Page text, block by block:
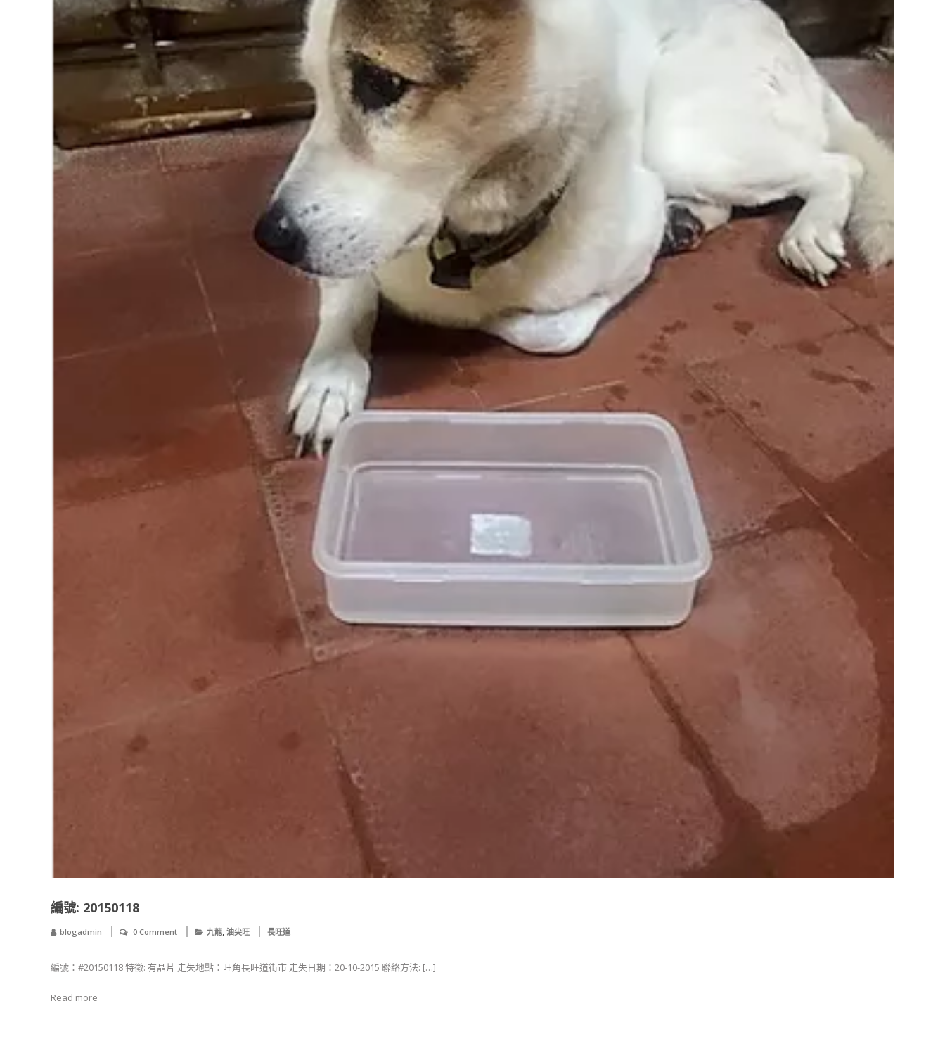
編號: 20150118
blogadmin 0 Comment 九龍 油尖旺 長旺道
編號：#20150118 特徵: 有晶片 走失地點：旺角長旺道街市 走失日期：20-10-2015 聯絡方法: […]
Read more